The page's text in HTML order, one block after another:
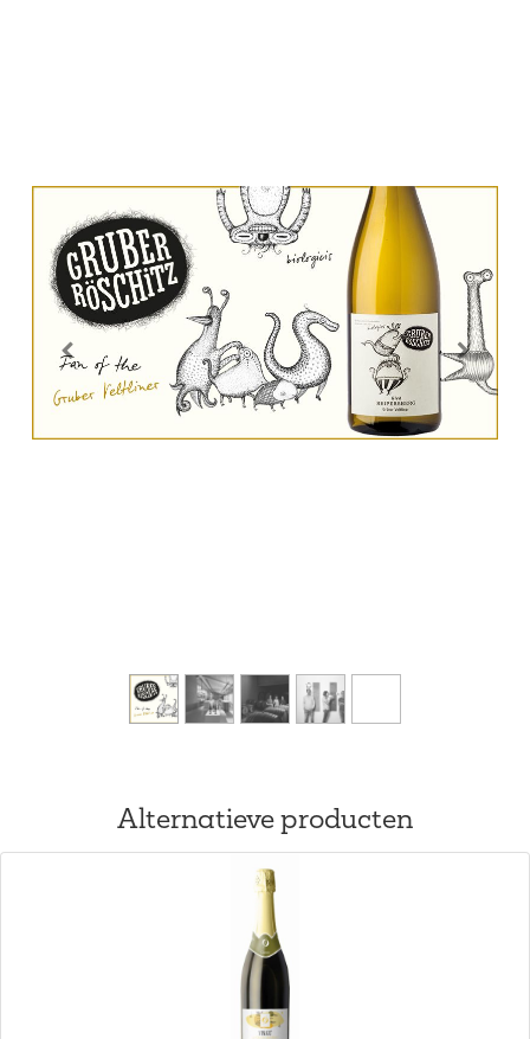
Alternatieve producten